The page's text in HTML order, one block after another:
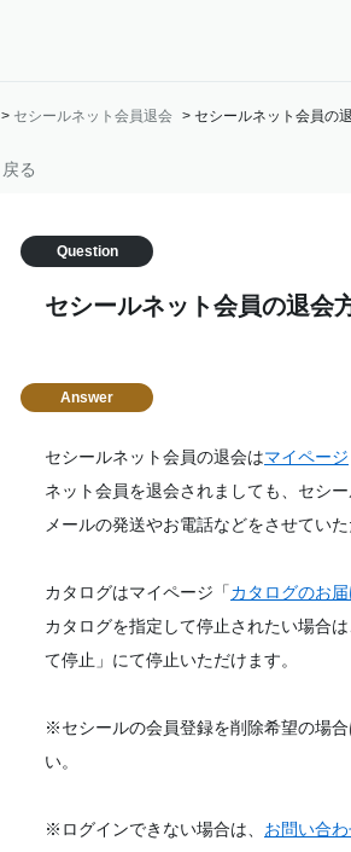
> セシールネット会員退会 > セシールネット会員の
戻る
セシールネット会員の退会
セシールネット会員の退会はマイページ
ネット会員を退会されましても、セシ
メールの発送やお電話などをさせてい
カタログはマイページ「カタログのお
カタログを指定して停止されたい場合は
て停止」にて停止いただけます。
※セシールの会員登録を削除希望の場合
い。
※ログインできない場合は、 お問い合